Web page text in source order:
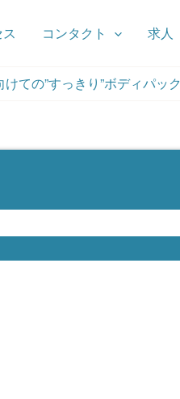
コンタクト 求人
ての”すっきり”ボディパック